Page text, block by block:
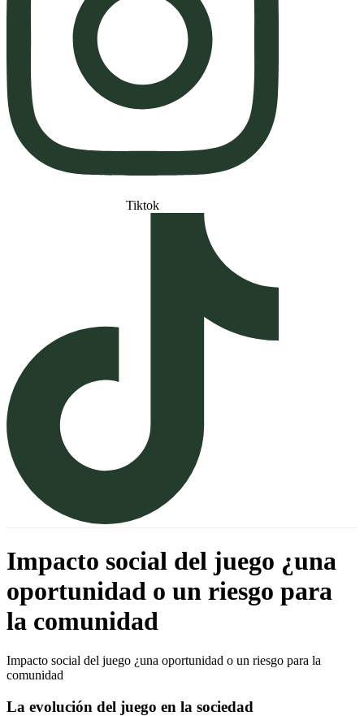
Tiktok
Impacto social del juego ¿una
oportunidad o un riesgo para
la comunidad
Impacto social del juego ¿una oportunidad o un riesgo para la
comunidad
La evolución del juego en la sociedad